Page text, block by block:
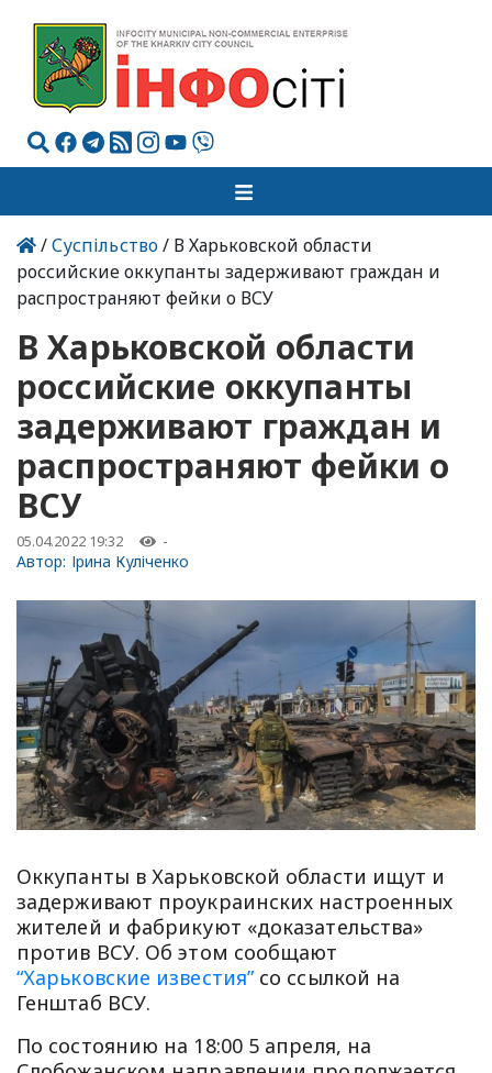
/Суспільство/ В Харьковской области
российские оккупанты задерживают граждан и
распространяют фейки о ВСУ
В Харьковской области
российские оккупанты
задерживают граждан и
распространяют фейки о
ВСУ
05.04.2022 19:32 -
Автор: Ірина Куліченко
Оккупанты в Харьковской области ищут и
задерживают проукраинских настроенных
жителей и фабрикуют «доказательства»
против ВСУ. Об этом сообщают
“Харьковские известия”со ссылкой на
Генштаб ВСУ.
По состоянию на 18:00 5 апреля, на